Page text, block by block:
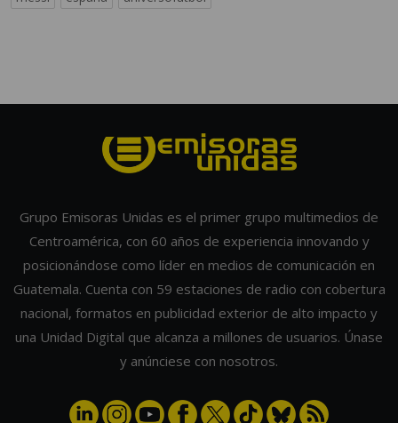
Grupo Emisoras Unidas es el primer grupo multimedios de
Centroamérica, con 60 años de experiencia innovando y
posicionándose como líder en medios de comunicación en
Guatemala. Cuenta con 59 estaciones de radio con cobertura
nacional, formatos en publicidad exterior de alto impacto y
una Unidad Digital que alcanza a millones de usuarios. Únase
y anúnciese con nosotros.